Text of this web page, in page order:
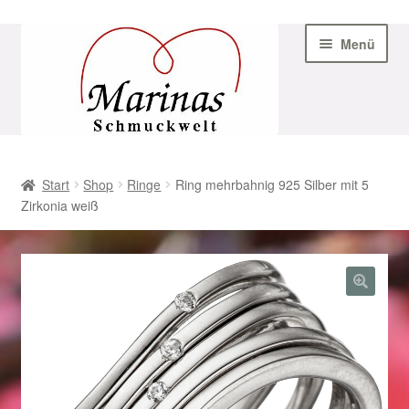
Navigation
Menü
AGB
Beispiel-Seite
Datenschutz
Geschenke zu Ostern 2023
Geschenke zu Ostern 2024
Start Shop Ringe
Ring mehrbahnig 925 Silber mit 5
Zirkonia weiß